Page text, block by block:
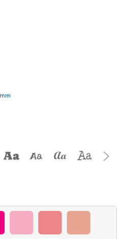
mm